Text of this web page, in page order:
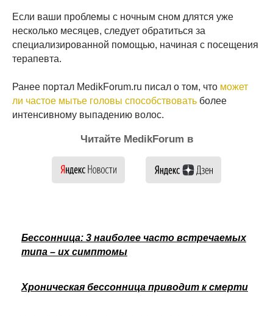
Если ваши проблемы с ночным сном длятся уже
несколько месяцев, следует обратиться за
специализированной помощью, начиная с посещения
терапевта.
Ранее портал MedikForum.ru писал о том, что может
ли частое мытье головы способствовать более
интенсивному выпадению волос.
Читайте MedikForum в
Бессонница: 3 наиболее часто встречаемых
типа – их симптомы
Хроническая бессонница приводит к смерти